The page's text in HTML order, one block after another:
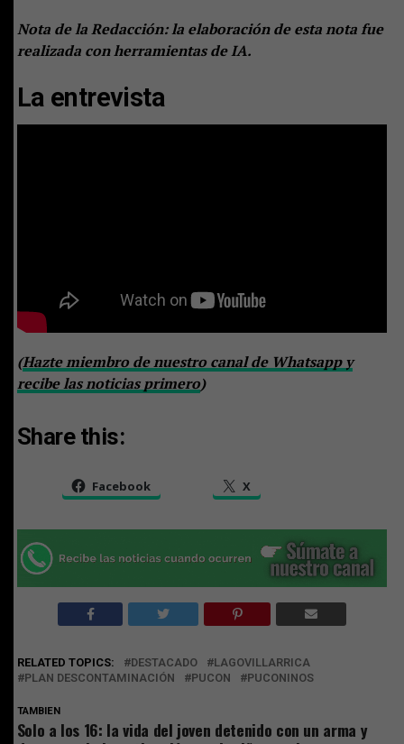
Nota de la Redacción: la elaboración de esta nota fue
realizada con herramientas de IA.
La entrevista
(Hazte miembro de nuestro canal de Whatsapp y
recibe las noticias primero)
Share this:
Facebook X
RELATED TOPICS: DESTACADO
LAGOVILLARRICA
PLAN DESCONTAMINACIÓN
PUCON PUCONINOS
TAMBIEN
Solo a los 16: la vida del joven detenido con un arma y